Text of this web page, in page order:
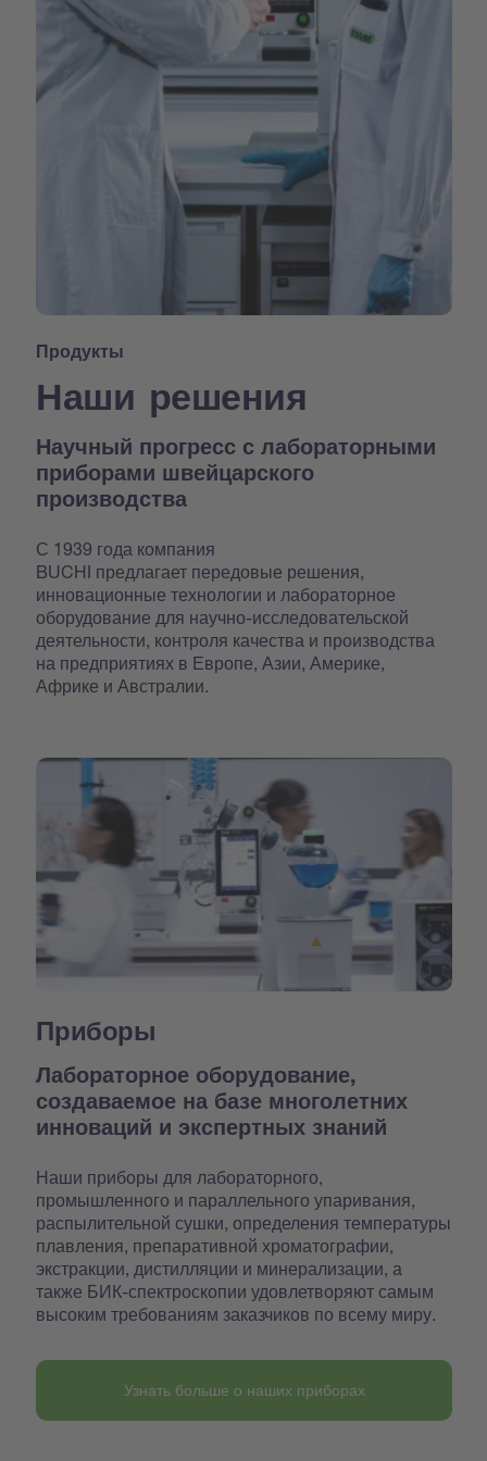
Продукты
Наши решения
Научный прогресс с лабораторными
приборами швейцарского
производства
С 1939 года компания
BUCHI предлагает передовые решения,
инновационные технологии и лабораторное
оборудование для научно-исследовательской
деятельности, контроля качества и производства
на предприятиях в Европе, Азии, Америке,
Африке и Австралии.
Приборы
Лабораторное оборудование,
создаваемое на базе многолетних
инноваций и экспертных знаний
Наши приборы для лабораторного,
промышленного и параллельного упаривания,
распылительной сушки, определения температуры
плавления, препаративной хроматографии,
экстракции, дистилляции и минерализации, а
также БИК-спектроскопии удовлетворяют самым
высоким требованиям заказчиков по всему миру.
Узнать больше о наших приборах